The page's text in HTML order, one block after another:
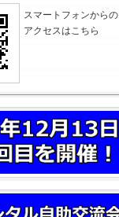
スマートフォンからの
アクセスはこちら